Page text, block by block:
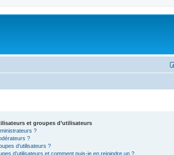
et groupes d’utilisateurs
?
?
d’utilisateurs ?
d’utilisateurs et comment puis-je en rejoindre un ?